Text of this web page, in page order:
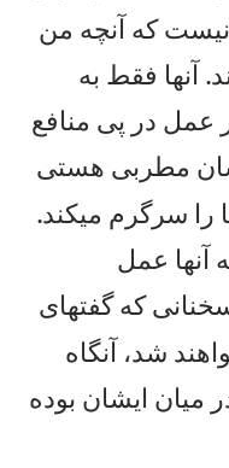
كه آنچه من
آنها فقط به
عمل در پی منافع
مطربی هستی
را سرگرم میكند.
آنها عمل
كه گفتهای
شد، آنگاه
ميان ايشان بوده